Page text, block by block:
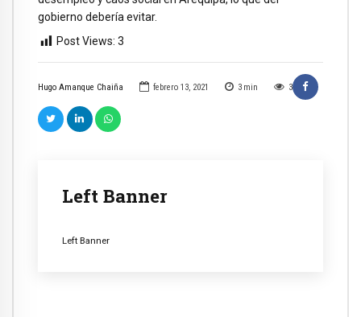
Hugo Amanque Chaiña febrero 13, 2021 3 min 3
Left Banner
Left Banner
gobierno debería evitar.
Post Views: 3